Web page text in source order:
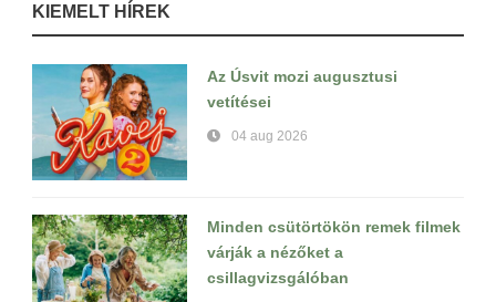
KIEMELT HÍREK
Az Úsvit mozi augusztusi
vetítései
04 aug 2026
Minden csütörtökön remek filmek
várják a nézőket a
csillagvizsgálóban